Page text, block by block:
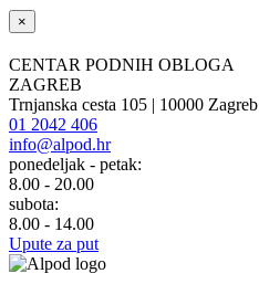
×
CENTAR PODNIH OBLOGA
ZAGREB
Trnjanska cesta 105 | 10000 Zagreb
01 2042 406
info@alpod.hr
ponedeljak - petak:
8.00 - 20.00
subota:
8.00 - 14.00
Upute za put